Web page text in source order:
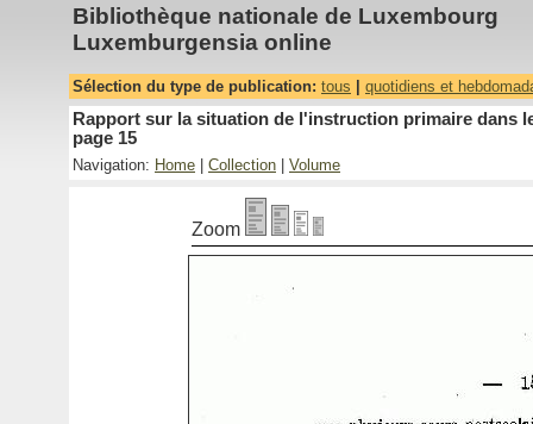
Bibliothèque nationale de Luxembourg
Luxemburgensia online
Sélection du type de publication: tous quotidiens et
Rapport sur la situation de l'instruction primaire dans
page 15
Navigation: Home Collection Volume
Zoom